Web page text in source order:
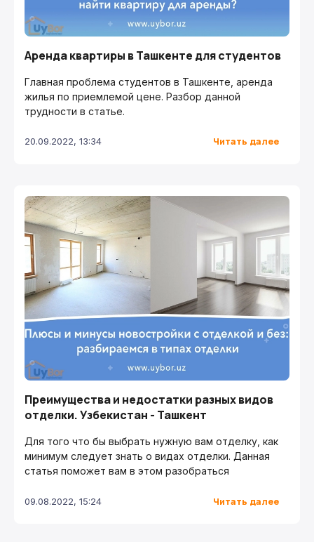
Аренда квартиры в Ташкенте для студентов
Главная проблема студентов в Ташкенте, аренда
жилья по приемлемой цене. Разбор данной
трудности в статье.
20.09.2022, 13:34 Читать далее
Преимущества и недостатки разных видов
отделки. Узбекистан - Ташкент
Для того что бы выбрать нужную вам отделку, как
минимум следует знать о видах отделки. Данная
статья поможет вам в этом разобраться
09.08.2022, 15:24 Читать далее